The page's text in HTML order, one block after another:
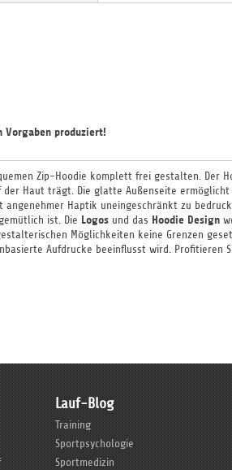
Vorgaben produziert!
Zip-Hoodie komplett frei gestalten. Der
Haut trägt. Die glatte Außenseite
Haptik uneingeschränkt zu
ist. Die Logos und das Hoodie Design
Möglichkeiten keine Grenzen
Aufdrucke beeinflusst wird. Profitieren
Lauf-Blog
Training
Sportpsychologie
Sportmedizin